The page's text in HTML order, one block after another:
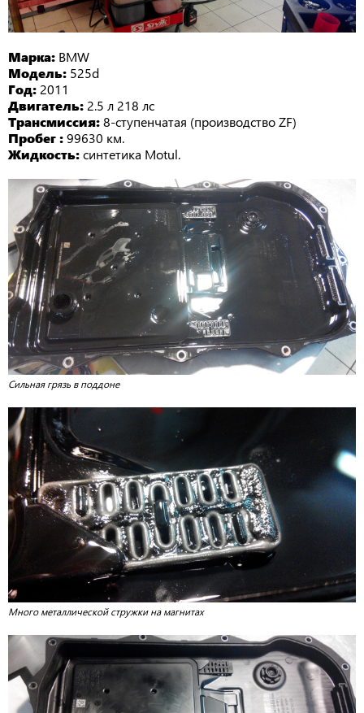
Марка: BMW
Модель: 525d
Год: 2011
Двигатель: 2.5 л 218 лc
Трансмиссия:8-ступенчатая (производство ZF)
Пробег :99630 км.
Жидкость:синтетика Motul.
Сильная грязь в поддоне
Много металлической стружки на магнитах